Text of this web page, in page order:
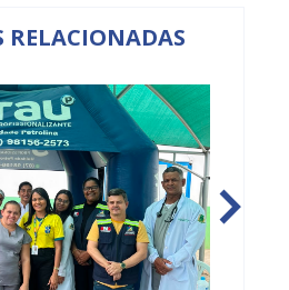
RELACIONADAS